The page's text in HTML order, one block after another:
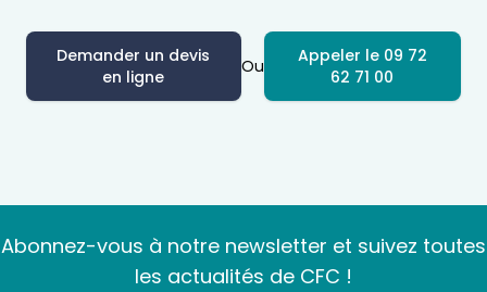
Demander un devis
en ligne
Ou
Appeler le 09 72
62 71 00
Abonnez-vous à notre newsletter et suivez toutes
les actualités de CFC !